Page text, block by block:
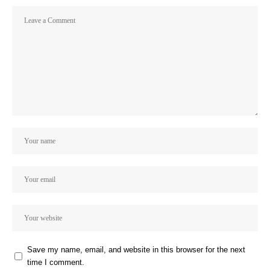
Save my name, email, and website in this browser for the next
time I comment.